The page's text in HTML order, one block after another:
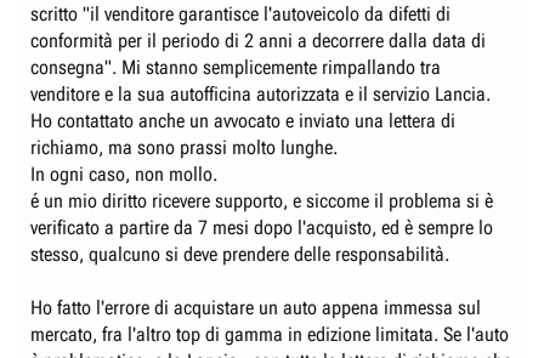
scritto "il venditore garantisce l'autoveicolo da difetti di
conformità per il periodo di 2 anni a decorrere dalla data di
consegna". Mi stanno semplicemente rimpallando tra
venditore e la sua autofficina autorizzata e il servizio Lancia.
Ho contattato anche un avvocato e inviato una lettera di
richiamo, ma sono prassi molto lunghe.
In ogni caso, non mollo.
é un mio diritto ricevere supporto, e siccome il problema si è
verificato a partire da 7 mesi dopo l'acquisto, ed è sempre lo
stesso, qualcuno si deve prendere delle responsabilità.
Ho fatto l'errore di acquistare un auto appena immessa sul
mercato, fra l'altro top di gamma in edizione limitata. Se l'auto